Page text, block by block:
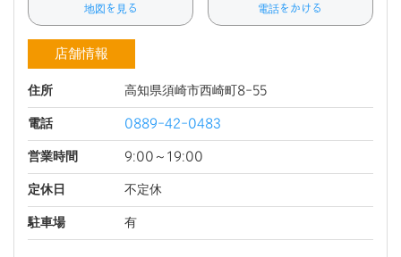
地図を見る 電話をかける
店舗情報
住所 高知県須崎市西崎町8-55
電話 0889-42-0483
営業時間 9:00～19:00
定休日 不定休
駐車場 有